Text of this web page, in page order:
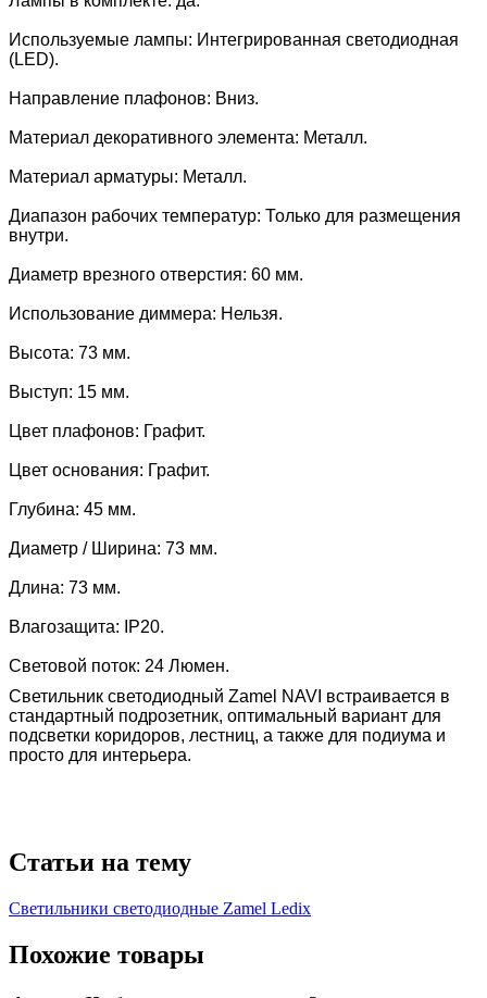
Используемые лампы: Интегрированная светодиодная
(LED).
Направление плафонов: Вниз.
Материал декоративного элемента: Металл.
Материал арматуры: Металл.
Диапазон рабочих температур: Только для размещения
внутри.
Диаметр врезного отверстия: 60 мм.
Использование диммера: Нельзя.
Высота: 73 мм.
Выступ: 15 мм.
Цвет плафонов: Графит.
Цвет основания: Графит.
Глубина: 45 мм.
Диаметр / Ширина: 73 мм.
Длина: 73 мм.
Влагозащита: IP20.
Световой поток: 24 Люмен.
Светильник светодиодный Zamel NAVI встраивается в
стандартный подрозетник, оптимальный вариант для
подсветки коридоров, лестниц, а также для подиума и
просто для интерьера.
Статьи на тему
Светильники светодиодные Zamel Ledix
Похожие товары